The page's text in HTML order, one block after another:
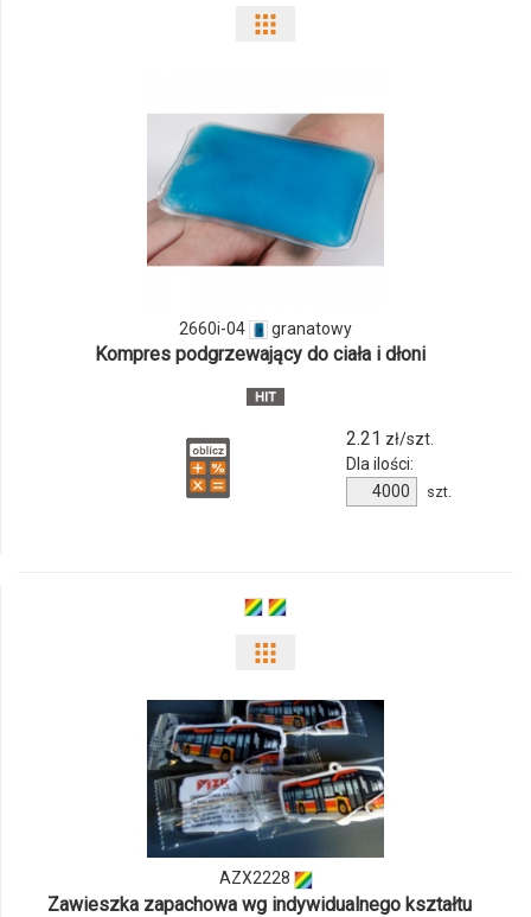
i
2660i-
2660i-04 granatowy
Kompres podgrzewający do ciała i dłoni
2.21 zł/szt.
Dla ilości:
Ilość
produktu
szt.
odmiany
i
ilości
produktu
AZX2228
AZX2228
Zawieszka zapachowa wg indywidualnego kształtu